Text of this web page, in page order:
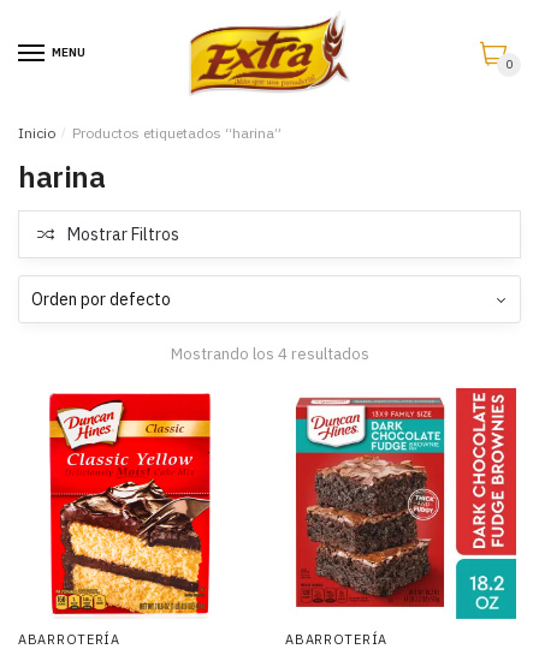
MENU
0
Inicio / Productos etiquetados “harina”
harina
Mostrar Filtros
Mostrando los 4 resultados
ABARROTERÍA ABARROTERÍA